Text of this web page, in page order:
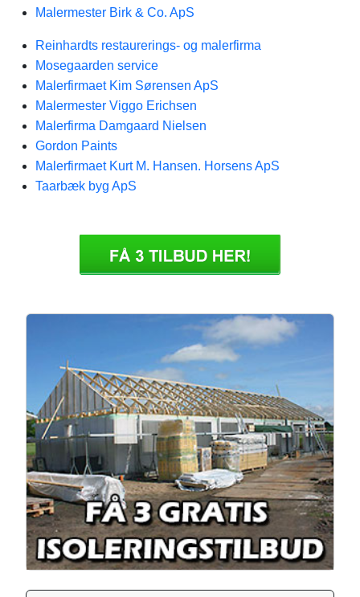
Malermester Birk & Co. ApS
Reinhardts restaurerings- og malerfirma
Mosegaarden service
Malerfirmaet Kim Sørensen ApS
Malermester Viggo Erichsen
Malerfirma Damgaard Nielsen
Gordon Paints
Malerfirmaet Kurt M. Hansen. Horsens ApS
Taarbæk byg ApS